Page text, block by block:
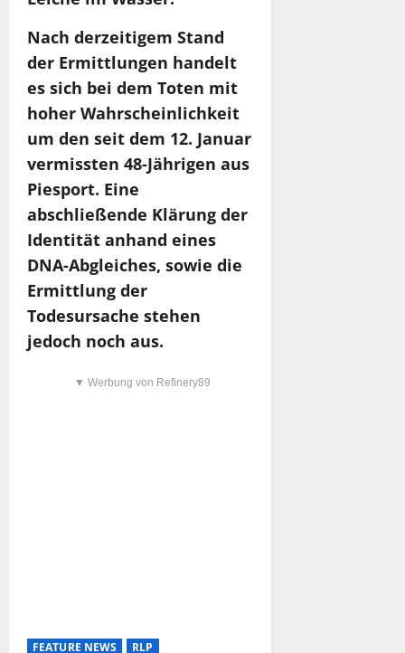
Nach derzeitigem Stand
der Ermittlungen handelt
es sich bei dem Toten mit
hoher Wahrscheinlichkeit
um den seit dem 12. Januar
vermissten 48-Jährigen aus
Piesport. Eine
abschließende Klärung der
Identität anhand eines
DNA-Abgleiches, sowie die
Ermittlung der
Todesursache stehen
jedoch noch aus.
▼ Werbung von Refinery89
FEATURE NEWS RLP